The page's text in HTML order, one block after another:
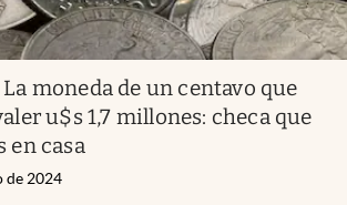
La moneda de un centavo que
u$s 1,7 millones: checa que
en casa
de 2024